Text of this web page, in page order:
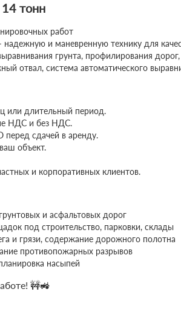
тонн
работ
и маневренную технику для
грунта, профилирования
отвал, система автоматического
или длительный период.
НДС и без НДС.
сдачей в аренду.
объект.
и корпоративных клиентов.
и асфальтовых дорог
под строительство, парковки, склады
и грязи, содержание дорожного полотна
противопожарных разрывов
насыпей
🚧🚜